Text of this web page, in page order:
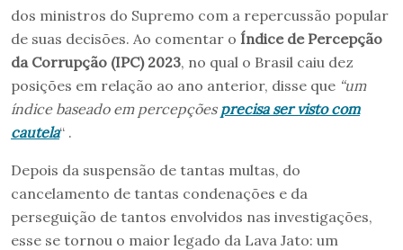
dos ministros do Supremo com a repercussão popular
de suas decisões. Ao comentar o Índice de Percepção
da Corrupção (IPC) 2023, no qual o Brasil caiu dez
posições em relação ao ano anterior, disse que “um
índice baseado em percepções precisa ser visto com
cautela“ .
Depois da suspensão de tantas multas, do
cancelamento de tantas condenações e da
perseguição de tantos envolvidos nas investigações,
esse se tornou o maior legado da Lava Jato: um